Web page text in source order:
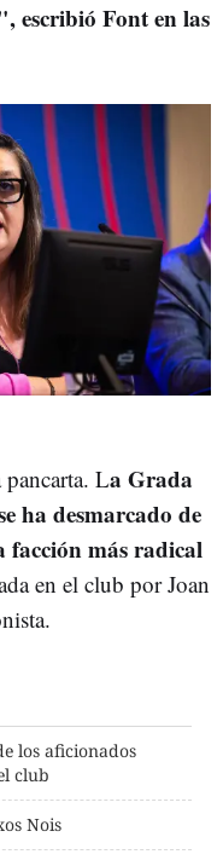
escribió Font en las
La Grada
ha desmarcado de
facción más radical
en el club por Joan
los aficionados
club
Nois